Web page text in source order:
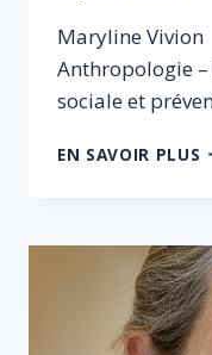
Maryline Vivion
Anthropologie
sociale et
EN SAVOIR PLUS